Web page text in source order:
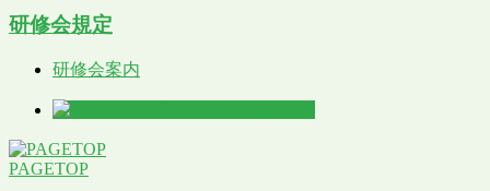
研修会規定
研修会案内
PAGETOP